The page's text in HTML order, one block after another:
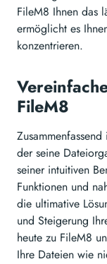
FileM8 Ihnen das
ermöglicht es
konzentrieren.
FileM8
der seine
seiner intuitiven
Funktionen und
die ultimative
und Steigerung
heute zu FileM8
Ihre Dateien wie